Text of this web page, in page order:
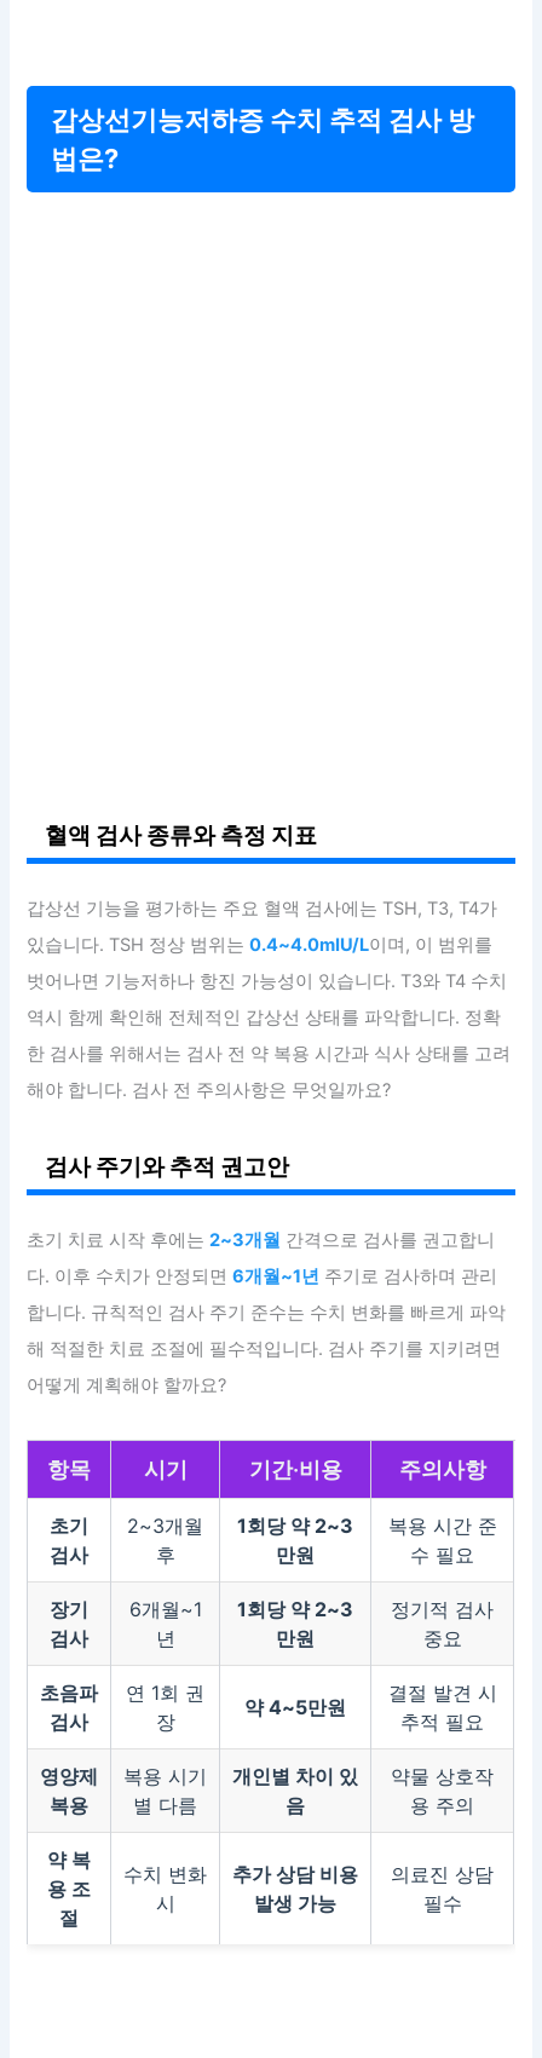
갑상선기능저하증 수치 추적 검사 방
법은?
혈액 검사 종류와 측정 지표
갑상선 기능을 평가하는 주요 혈액 검사에는 TSH, T3, T4가
있습니다. TSH 정상 범위는0.4~4.0mIU/L이며, 이 범위를
벗어나면 기능저하나 항진 가능성이 있습니다. T3와 T4 수치
역시 함께 확인해 전체적인 갑상선 상태를 파악합니다. 정확
한 검사를 위해서는 검사 전 약 복용 시간과 식사 상태를 고려
해야 합니다. 검사 전 주의사항은 무엇일까요?
검사 주기와 추적 권고안
초기 치료 시작 후에는2~3개월 간격으로 검사를 권고합니
다. 이후 수치가 안정되면6개월~1년 주기로 검사하며 관리
합니다. 규칙적인 검사 주기 준수는 수치 변화를 빠르게 파악
해 적절한 치료 조절에 필수적입니다. 검사 주기를 지키려면
어떻게 계획해야 할까요?
항목 시기 기간·비용 주의사항
초기
검사
2~3개월
후
1회당 약 2~3
만원
복용 시간 준
수 필요
장기
검사
6개월~1
년
1회당 약 2~3
만원
정기적 검사
중요
초음파
검사
연 1회 권
장
약 4~5만원
결절 발견 시
추적 필요
영양제
복용
복용 시기
별 다름
개인별 차이 있
음
약물 상호작
용 주의
약 복
용 조
절
수치 변화
시
추가 상담 비용
발생 가능
의료진 상담
필수